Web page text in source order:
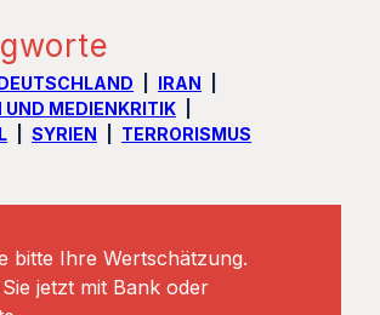
IRAN
UND MEDIENKRITIK
SYRIEN TERRORISMUS
bitte Ihre Wertschätzung.
jetzt mit Bank oder